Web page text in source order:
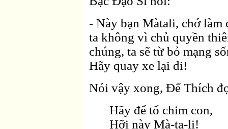
- Này bạn Màtali, chớ
ta không vì chủ quyền
chúng, ta sẽ từ bỏ mạng
Hãy quay xe lại đi!
Nói vậy xong, Ðế Thích
Hãy để tổ chim con,
Hỡi này Mà-ta-li!